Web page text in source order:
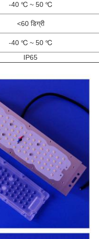
-40 ℃ ~ 50 ℃
<60 डिग्री
-40 ℃ ~ 50 ℃
IP65